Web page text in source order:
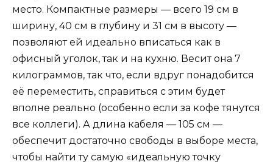
место. Компактные размеры — всего 19 см в
ширину, 40 см в глубину и 31 см в высоту —
позволяют ей идеально вписаться как в
офисный уголок, так и на кухню. Весит она 7
килограммов, так что, если вдруг понадобится
её переместить, справиться с этим будет
вполне реально (особенно если за кофе тянутся
все коллеги). А длина кабеля — 105 см —
обеспечит достаточно свободы в выборе места,
чтобы найти ту самую «идеальную точку